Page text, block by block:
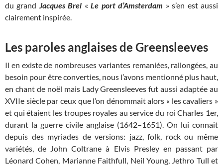
du grand Jacques Brel «Le port d’Amsterdam » s’en est aussi
clairement inspirée.
Les paroles anglaises de Greensleeves
Il en existe de nombreuses variantes remaniées, rallongées, au
besoin pour être converties, nous l’avons mentionné plus haut,
en chant de noël mais Lady Greensleeves fut aussi adaptée au
XVIIe siècle par ceux que l’on dénommait alors « les cavaliers »
et qui étaient les troupes royales au service du roi Charles 1er,
durant la guerre civile anglaise (1642–1651). On lui connait
depuis des myriades de versions: jazz, folk, rock ou même
variétés, de John Coltrane à Elvis Presley en passant par
Léonard Cohen, Marianne Faithfull, Neil Young, Jethro Tull et